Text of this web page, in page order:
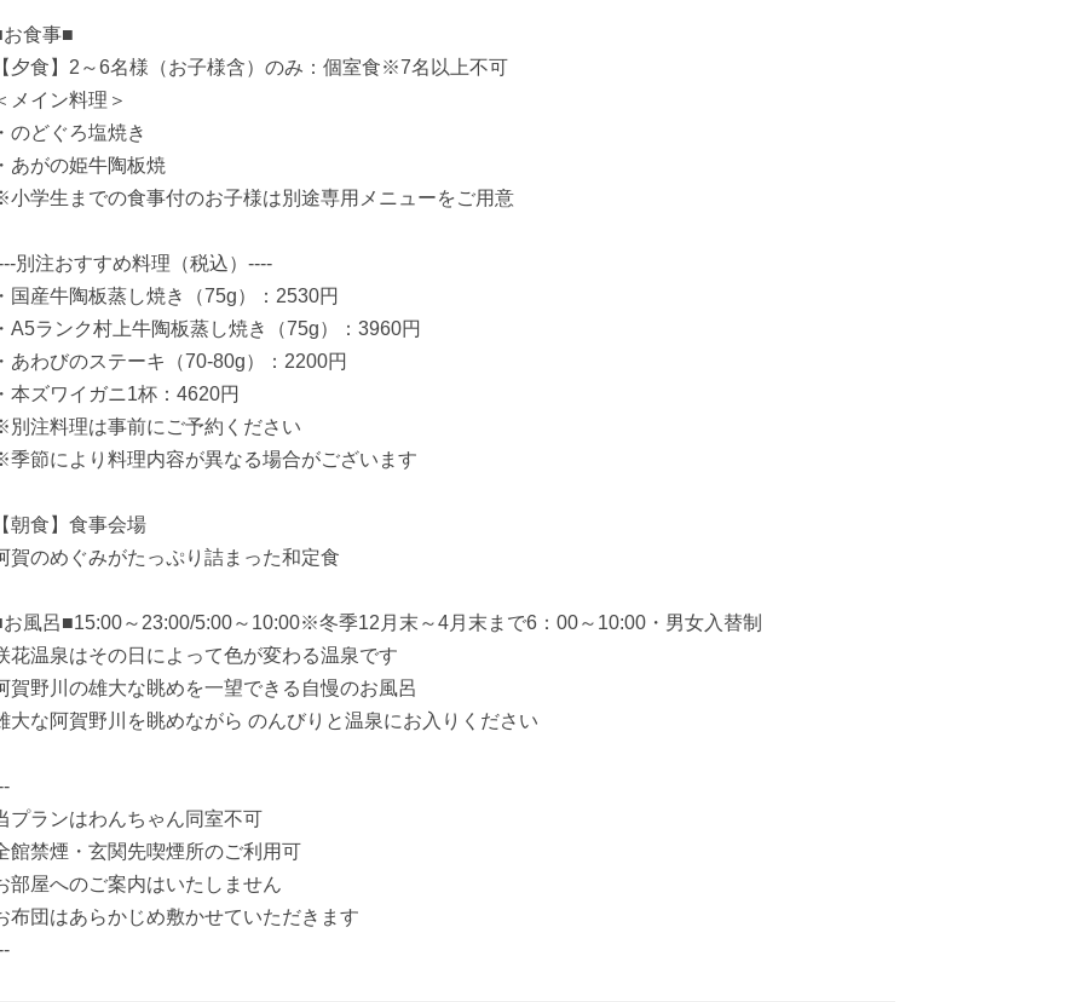
食事■
夕食】2～6名様（お子様含）のみ：個室食※7名以上不可
メイン料理＞
のどぐろ塩焼き
あがの姫牛陶板焼
学生までの食事付のお子様は別途専用メニューをご用意
別注おすすめ料理（税込）----
国産牛陶板蒸し焼き（75g）：2530円
A5ランク村上牛陶板蒸し焼き（75g）：3960円
あわびのステーキ（70-80g）：2200円
本ズワイガニ1杯：4620円
注料理は事前にご予約ください
節により料理内容が異なる場合がございます
朝食】食事会場
賀のめぐみがたっぷり詰まった和定食
風呂■15:00～23:00/5:00～10:00※冬季12月末～4月末まで6：00～10:00・男女入替制
花温泉はその日によって色が変わる温泉です
賀野川の雄大な眺めを一望できる自慢のお風呂
大な阿賀野川を眺めながら のんびりと温泉にお入りください
プランはわんちゃん同室不可
館禁煙・玄関先喫煙所のご利用可
部屋へのご案内はいたしません
布団はあらかじめ敷かせていただきます